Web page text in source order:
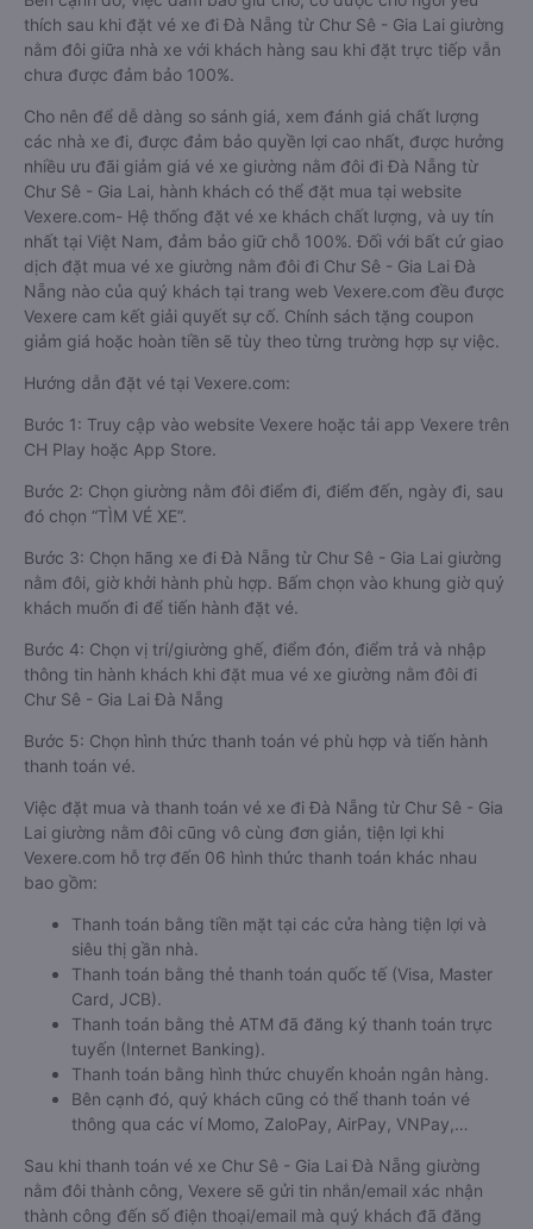
thích sau khi đặt vé xe đi Đà Nẵng từ Chư Sê - Gia Lai giường
nằm đôi giữa nhà xe với khách hàng sau khi đặt trực tiếp vẫn
chưa được đảm bảo 100%.
Cho nên để dễ dàng so sánh giá, xem đánh giá chất lượng
các nhà xe đi, được đảm bảo quyền lợi cao nhất, được hưởng
nhiều ưu đãi giảm giá vé xe giường nằm đôi đi Đà Nẵng từ
Chư Sê - Gia Lai, hành khách có thể đặt mua tại website
Vexere.com- Hệ thống đặt vé xe khách chất lượng, và uy tín
nhất tại Việt Nam, đảm bảo giữ chỗ 100%. Đối với bất cứ giao
dịch đặt mua vé xe giường nằm đôi đi Chư Sê - Gia Lai Đà
Nẵng nào của quý khách tại trang web Vexere.com đều được
Vexere cam kết giải quyết sự cố. Chính sách tặng coupon
giảm giá hoặc hoàn tiền sẽ tùy theo từng trường hợp sự việc.
Hướng dẫn đặt vé tại Vexere.com:
Bước 1: Truy cập vào website Vexere hoặc tải app Vexere trên
CH Play hoặc App Store.
Bước 2: Chọn giường nằm đôi điểm đi, điểm đến, ngày đi, sau
đó chọn “TÌM VÉ XE”.
Bước 3: Chọn hãng xe đi Đà Nẵng từ Chư Sê - Gia Lai giường
nằm đôi, giờ khởi hành phù hợp. Bấm chọn vào khung giờ quý
khách muốn đi để tiến hành đặt vé.
Bước 4: Chọn vị trí/giường ghế, điểm đón, điểm trả và nhập
thông tin hành khách khi đặt mua vé xe giường nằm đôi đi
Chư Sê - Gia Lai Đà Nẵng
Bước 5: Chọn hình thức thanh toán vé phù hợp và tiến hành
thanh toán vé.
Việc đặt mua và thanh toán vé xe đi Đà Nẵng từ Chư Sê - Gia
Lai giường nằm đôi cũng vô cùng đơn giản, tiện lợi khi
Vexere.com hỗ trợ đến 06 hình thức thanh toán khác nhau
bao gồm:
Thanh toán bằng tiền mặt tại các cửa hàng tiện lợi và
siêu thị gần nhà.
Thanh toán bằng thẻ thanh toán quốc tế (Visa, Master
Card, JCB).
Thanh toán bằng thẻ ATM đã đăng ký thanh toán trực
tuyến (Internet Banking).
Thanh toán bằng hình thức chuyển khoản ngân hàng.
Bên cạnh đó, quý khách cũng có thể thanh toán vé
thông qua các ví Momo, ZaloPay, AirPay, VNPay,…
Sau khi thanh toán vé xe Chư Sê - Gia Lai Đà Nẵng giường
nằm đôi thành công, Vexere sẽ gửi tin nhắn/email xác nhận
thành công đến số điện thoại/email mà quý khách đã đăng